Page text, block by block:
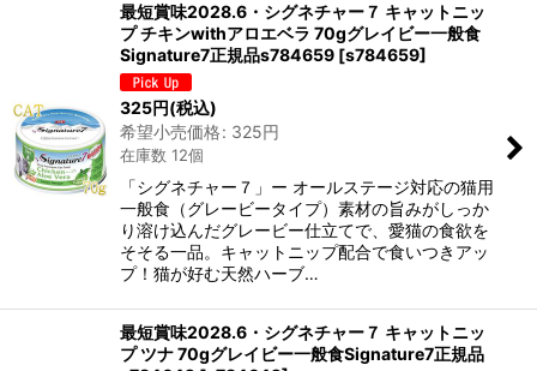
最短賞味2028.6・シグネチャー７ キャットニッ
プ チキンwithアロエベラ 70gグレイビー一般食
Signature7正規品s784659 [s784659]
325円(税込)
希望小売価格: 325円
在庫数 12個
「シグネチャー７」ー オールステージ対応の猫用
一般食（グレービータイプ）素材の旨みがしっか
り溶け込んだグレービー仕立てで、愛猫の食欲を
そそる一品。キャットニップ配合で食いつきアッ
プ！猫が好む天然ハーブ…
最短賞味2028.6・シグネチャー７ キャットニッ
プ ツナ 70gグレイビー一般食Signature7正規品